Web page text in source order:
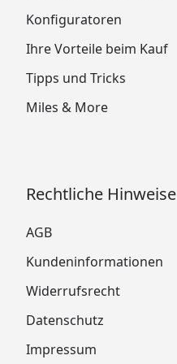
Konfiguratoren
Ihre Vorteile beim Kauf
Tipps und Tricks
Miles & More
Rechtliche Hinweise
AGB
Kundeninformationen
Widerrufsrecht
Datenschutz
Impressum